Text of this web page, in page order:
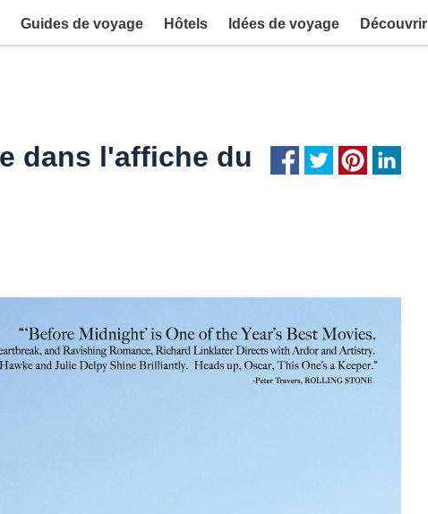
Guides de voyage Hôtels Idées de voyage Découvrir
dans l'affiche du